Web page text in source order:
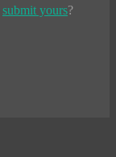
submit yours?